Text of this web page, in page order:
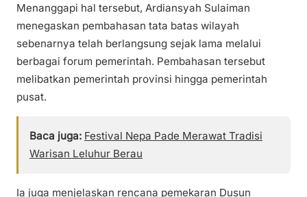
Menanggapi hal tersebut, Ardiansyah Sulaiman
menegaskan pembahasan tata batas wilayah
sebenarnya telah berlangsung sejak lama melalui
berbagai forum pemerintah. Pembahasan tersebut
melibatkan pemerintah provinsi hingga pemerintah
pusat.
Baca juga: Festival Nepa Pade Merawat Tradisi
Warisan Leluhur Berau
Ia juga menjelaskan rencana pemekaran Dusun